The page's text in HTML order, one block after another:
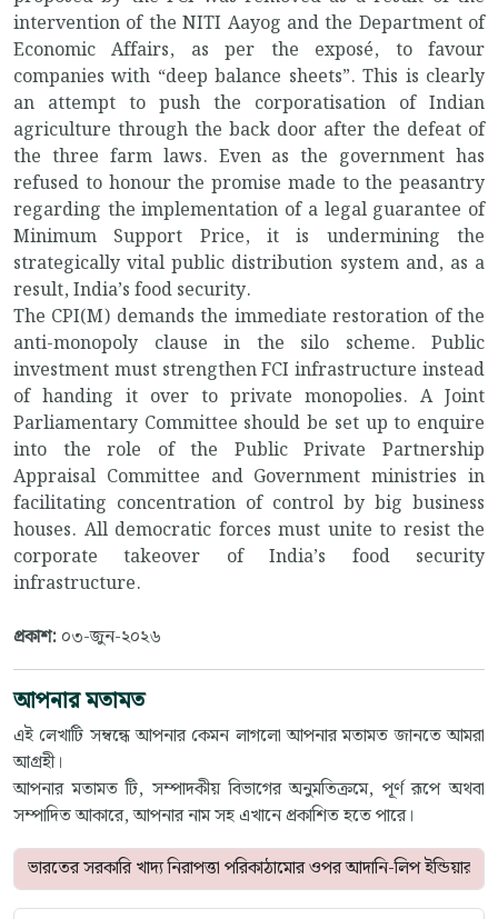
intervention of the NITI Aayog and the Department of
Economic Affairs, as per the exposé, to favour
companies with “deep balance sheets”. This is clearly
an attempt to push the corporatisation of Indian
agriculture through the back door after the defeat of
the three farm laws. Even as the government has
refused to honour the promise made to the peasantry
regarding the implementation of a legal guarantee of
Minimum Support Price, it is undermining the
strategically vital public distribution system and, as a
result, India’s food security.
The CPI(M) demands the immediate restoration of the
anti-monopoly clause in the silo scheme. Public
investment must strengthen FCI infrastructure instead
of handing it over to private monopolies. A Joint
Parliamentary Committee should be set up to enquire
into the role of the Public Private Partnership
Appraisal Committee and Government ministries in
facilitating concentration of control by big business
houses. All democratic forces must unite to resist the
corporate takeover of India’s food security
infrastructure.
প্রকাশ: ০৩-জুন-২০২৬
আপনার মতামত
এই লেখাটি সম্বন্ধে আপনার কেমন লাগলো আপনার মতামত জানতে আমরা
আগ্রহী।
আপনার মতামত টি, সম্পাদকীয় বিভাগের অনুমতিক্রমে, পূর্ণ রূপে অথবা
সম্পাদিত আকারে, আপনার নাম সহ এখানে প্রকাশিত হতে পারে।